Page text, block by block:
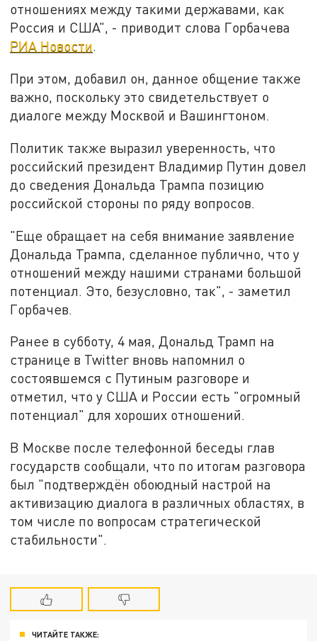
отношениях между такими державами, как
Россия и США", - приводит слова Горбачева
РИА Новости.
При этом, добавил он, данное общение также
важно, поскольку это свидетельствует о
диалоге между Москвой и Вашингтоном.
Политик также выразил уверенность, что
российский президент Владимир Путин довел
до сведения Дональда Трампа позицию
российской стороны по ряду вопросов.
"Еще обращает на себя внимание заявление
Дональда Трампа, сделанное публично, что у
отношений между нашими странами большой
потенциал. Это, безусловно, так", - заметил
Горбачев.
Ранее в субботу, 4 мая, Дональд Трамп на
странице в Twitter вновь напомнил о
состоявшемся с Путиным разговоре и
отметил, что у США и России есть "огромный
потенциал" для хороших отношений.
В Москве после телефонной беседы глав
государств сообщали, что по итогам разговора
был "подтверждён обоюдный настрой на
активизацию диалога в различных областях, в
том числе по вопросам стратегической
стабильности".
ЧИТАЙТЕ ТАКЖЕ: